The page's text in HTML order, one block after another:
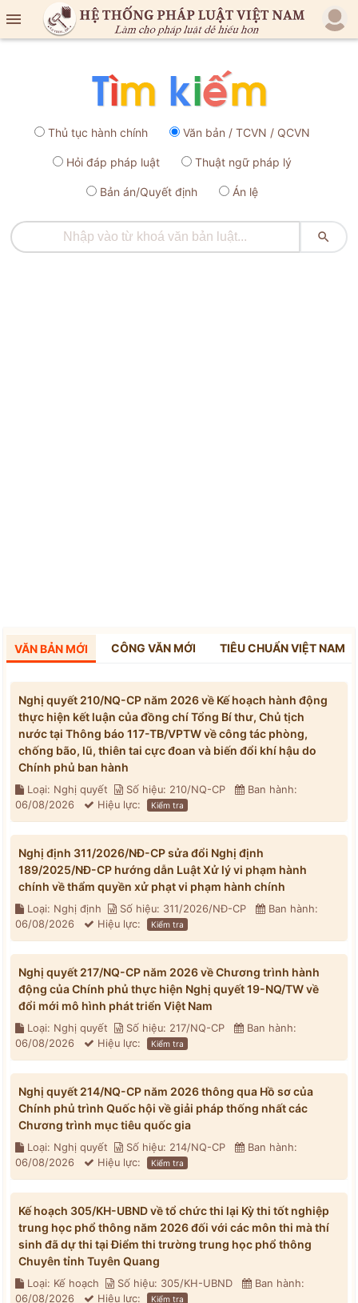

Thủ tục hành chính Văn bản / TCVN / QCVN
Hỏi đáp pháp luật Thuật ngữ pháp lý
Bản án/Quyết định Án lệ

VĂN BẢN MỚI CÔNG VĂN MỚI TIÊU CHUẨN VIỆT NAM
Nghị quyết 210/NQ-CP năm 2026 về Kế hoạch hành động
thực hiện kết luận của đồng chí Tổng Bí thư, Chủ tịch
nước tại Thông báo 117-TB/VPTW về công tác phòng,
chống bão, lũ, thiên tai cực đoan và biến đổi khí hậu do
Chính phủ ban hành
Loại: Nghị quyết Số hiệu: 210/NQ-CP
Ban hành:
06/08/2026
Hiệu lực: Kiểm tra
Nghị định 311/2026/NĐ-CP sửa đổi Nghị định
189/2025/NĐ-CP hướng dẫn Luật Xử lý vi phạm hành
chính về thẩm quyền xử phạt vi phạm hành chính
Loại: Nghị định Số hiệu: 311/2026/NĐ-CP
Ban hành:
06/08/2026
Hiệu lực: Kiểm tra
Nghị quyết 217/NQ-CP năm 2026 về Chương trình hành
động của Chính phủ thực hiện Nghị quyết 19-NQ/TW về
đổi mới mô hình phát triển Việt Nam
Loại: Nghị quyết Số hiệu: 217/NQ-CP
Ban hành:
06/08/2026
Hiệu lực: Kiểm tra
Nghị quyết 214/NQ-CP năm 2026 thông qua Hồ sơ của
Chính phủ trình Quốc hội về giải pháp thống nhất các
Chương trình mục tiêu quốc gia
Loại: Nghị quyết Số hiệu: 214/NQ-CP
Ban hành:
06/08/2026
Hiệu lực: Kiểm tra
Kế hoạch 305/KH-UBND về tổ chức thi lại Kỳ thi tốt nghiệp
trung học phổ thông năm 2026 đối với các môn thi mà thí
sinh đã dự thi tại Điểm thi trường trung học phổ thông
Chuyên tỉnh Tuyên Quang
Loại: Kế hoạch Số hiệu: 305/KH-UBND
Ban hành:
06/08/2026
Hiệu lực: Kiểm tra